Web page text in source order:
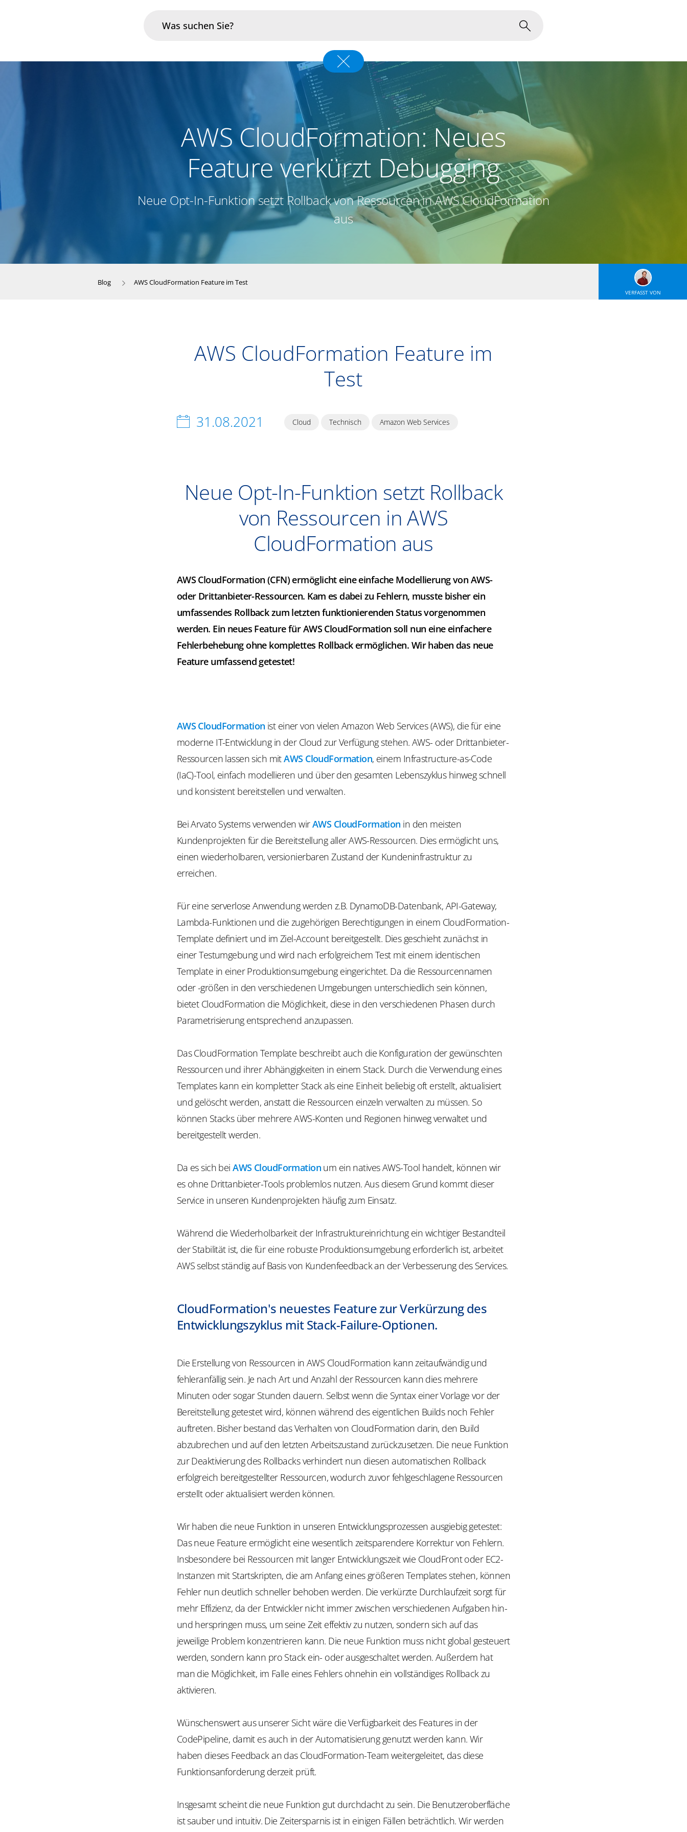
AWS CloudFormation: Neues
Feature verkürzt Debugging
Neue Opt-In-Funktion setzt Rollback von Ressourcen in AWS CloudFormation
aus
Blog AWS CloudFormation Feature im Test
VERFASST VON
AWS CloudFormation Feature im
Test
31.08.2021 Cloud Technisch Amazon Web Services
Neue Opt-In-Funktion setzt Rollback
von Ressourcen in AWS
CloudFormation aus
AWS CloudFormation (CFN) ermöglicht eine einfache Modellierung von AWS-
oder Drittanbieter-Ressourcen. Kam es dabei zu Fehlern, musste bisher ein
umfassendes Rollback zum letzten funktionierenden Status vorgenommen
werden. Ein neues Feature für AWS CloudFormation soll nun eine einfachere
Fehlerbehebung ohne komplettes Rollback ermöglichen. Wir haben das neue
Feature umfassend getestet!
AWS CloudFormation ist einer von vielen Amazon Web Services (AWS), die für eine
moderne IT-Entwicklung in der Cloud zur Verfügung stehen. AWS- oder Drittanbieter-
Ressourcen lassen sich mitAWS CloudFormation, einem Infrastructure-as-Code
(IaC)-Tool, einfach modellieren und über den gesamten Lebenszyklus hinweg schnell
und konsistent bereitstellen und verwalten.
Bei Arvato Systems verwenden wirAWS CloudFormation in den meisten
Kundenprojekten für die Bereitstellung aller AWS-Ressourcen. Dies ermöglicht uns,
einen wiederholbaren, versionierbaren Zustand der Kundeninfrastruktur zu
erreichen.
Für eine serverlose Anwendung werden z.B. DynamoDB-Datenbank, API-Gateway,
Lambda-Funktionen und die zugehörigen Berechtigungen in einem CloudFormation-
Template definiert und im Ziel-Account bereitgestellt. Dies geschieht zunächst in
einer Testumgebung und wird nach erfolgreichem Test mit einem identischen
Template in einer Produktionsumgebung eingerichtet. Da die Ressourcennamen
oder -größen in den verschiedenen Umgebungen unterschiedlich sein können,
bietet CloudFormation die Möglichkeit, diese in den verschiedenen Phasen durch
Parametrisierung entsprechend anzupassen.
Das CloudFormation Template beschreibt auch die Konfiguration der gewünschten
Ressourcen und ihrer Abhängigkeiten in einem Stack. Durch die Verwendung eines
Templates kann ein kompletter Stack als eine Einheit beliebig oft erstellt, aktualisiert
und gelöscht werden, anstatt die Ressourcen einzeln verwalten zu müssen. So
können Stacks über mehrere AWS-Konten und Regionen hinweg verwaltet und
bereitgestellt werden.
Da es sich beiAWS CloudFormationum ein natives AWS-Tool handelt, können wir
es ohne Drittanbieter-Tools problemlos nutzen. Aus diesem Grund kommt dieser
Service in unseren Kundenprojekten häufig zum Einsatz.
Während die Wiederholbarkeit der Infrastruktureinrichtung ein wichtiger Bestandteil
der Stabilität ist, die für eine robuste Produktionsumgebung erforderlich ist, arbeitet
AWS selbst ständig auf Basis von Kundenfeedback an der Verbesserung des Services.
CloudFormation's neuestes Feature zur Verkürzung des
Entwicklungszyklus mit Stack-Failure-Optionen.
Die Erstellung von Ressourcen in AWS CloudFormation kann zeitaufwändig und
fehleranfällig sein. Je nach Art und Anzahl der Ressourcen kann dies mehrere
Minuten oder sogar Stunden dauern. Selbst wenn die Syntax einer Vorlage vor der
Bereitstellung getestet wird, können während des eigentlichen Builds noch Fehler
auftreten. Bisher bestand das Verhalten von CloudFormation darin, den Build
abzubrechen und auf den letzten Arbeitszustand zurückzusetzen. Die neue Funktion
zur Deaktivierung des Rollbacks verhindert nun diesen automatischen Rollback
erfolgreich bereitgestellter Ressourcen, wodurch zuvor fehlgeschlagene Ressourcen
erstellt oder aktualisiert werden können.
Wir haben die neue Funktion in unseren Entwicklungsprozessen ausgiebig getestet:
Das neue Feature ermöglicht eine wesentlich zeitsparendere Korrektur von Fehlern.
Insbesondere bei Ressourcen mit langer Entwicklungszeit wie CloudFront oder EC2-
Instanzen mit Startskripten, die am Anfang eines größeren Templates stehen, können
Fehler nun deutlich schneller behoben werden. Die verkürzte Durchlaufzeit sorgt für
mehr Effizienz, da der Entwickler nicht immer zwischen verschiedenen Aufgaben hin-
und herspringen muss, um seine Zeit effektiv zu nutzen, sondern sich auf das
jeweilige Problem konzentrieren kann. Die neue Funktion muss nicht global gesteuert
werden, sondern kann pro Stack ein- oder ausgeschaltet werden. Außerdem hat
man die Möglichkeit, im Falle eines Fehlers ohnehin ein vollständiges Rollback zu
aktivieren.
Wünschenswert aus unserer Sicht wäre die Verfügbarkeit des Features in der
CodePipeline, damit es auch in der Automatisierung genutzt werden kann. Wir
haben dieses Feedback an das CloudFormation-Team weitergeleitet, das diese
Funktionsanforderung derzeit prüft.
Insgesamt scheint die neue Funktion gut durchdacht zu sein. Die Benutzeroberfläche
ist sauber und intuitiv. Die Zeitersparnis ist in einigen Fällen beträchtlich. Wir werden